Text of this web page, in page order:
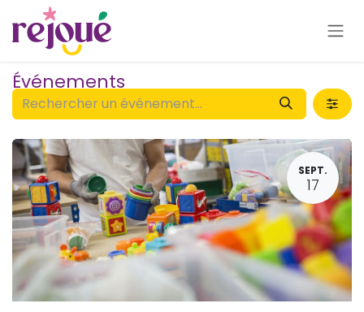
Se rendre au contenu
Événements
SEPT.
17